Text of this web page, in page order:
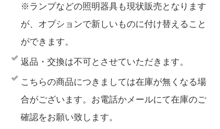
※ランプなどの照明器具も現状販売となります
が、オプションで新しいものに付け替えること
ができます。
返品・交換は不可とさせていただきます。
こちらの商品につきましては在庫が無くなる場
合がございます。お電話かメールにて在庫のご
確認をお願い致します。